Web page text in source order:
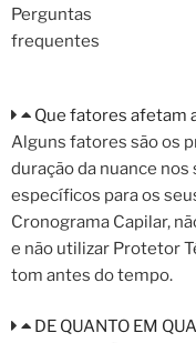
Perguntas
frequentes
Que fatores afetam
Alguns fatores são os
duração da nuance
específicos para os
Cronograma Capilar,
e não utilizar Protetor
tom antes do tempo.
DE QUANTO EM